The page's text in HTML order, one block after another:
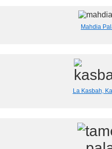
Mahdia
La Kasbah,